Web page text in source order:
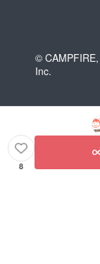
© CAMPFIRE,
Inc.
8